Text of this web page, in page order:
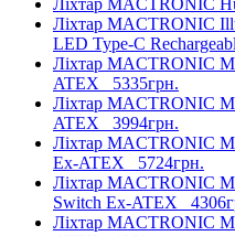
Ліхтар MACTRONIC
Ліхтар MACTRONIC
LED Type-C
Ліхтар MACTRONIC
ATEX 5335грн.
Ліхтар MACTRONIC
ATEX 3994грн.
Ліхтар MACTRONIC
Ex-ATEX 5724грн.
Ліхтар MACTRONIC
Switch Ex-ATEX
Ліхтар MACTRONIC